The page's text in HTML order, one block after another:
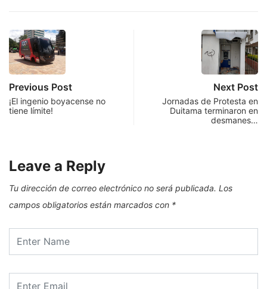
Previous Post
¡El ingenio boyacense no
tiene límite!
Next Post
Jornadas de Protesta en
Duitama terminaron en
desmanes…
Leave a Reply
Tu dirección de correo electrónico no será publicada. Los
campos obligatorios están marcados con *